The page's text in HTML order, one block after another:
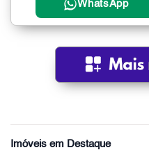
WhatsApp
Imóveis em Destaque